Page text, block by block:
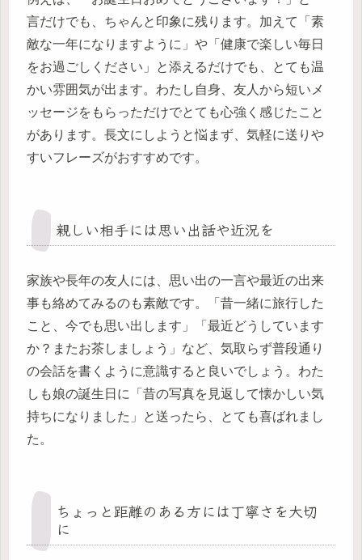
言だけでも、ちゃんと印象に残ります。加えて「素
敵な一年になりますように」や「健康で楽しい毎日
をお過ごしください」と添えるだけでも、とても温
かい雰囲気が出ます。わたし自身、友人から短いメ
ッセージをもらっただけでとても心強く感じたこと
があります。長文にしようと悩まず、気軽に送りや
すいフレーズがおすすめです。
親しい相手には思い出話や近況を
家族や長年の友人には、思い出の一言や最近の出来
事も絡めてみるのも素敵です。「昔一緒に旅行した
こと、今でも思い出します」「最近どうしています
か？またお茶しましょう」など、気取らず普段通り
の会話を書くように意識すると良いでしょう。わた
しも娘の誕生日に「昔の写真を見返して懐かしい気
持ちになりました」と送ったら、とても喜ばれまし
た。
ちょっと距離のある方には丁寧さを大切
に